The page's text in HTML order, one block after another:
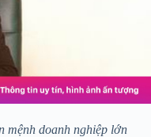
mệnh doanh nghiệp lớn